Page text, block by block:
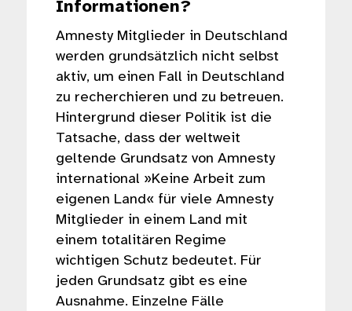
Informationen?
Amnesty Mitglieder in Deutschland
werden grundsätzlich nicht selbst
aktiv, um einen Fall in Deutschland
zu recherchieren und zu betreuen.
Hintergrund dieser Politik ist die
Tatsache, dass der weltweit
geltende Grundsatz von Amnesty
international »Keine Arbeit zum
eigenen Land« für viele Amnesty
Mitglieder in einem Land mit
einem totalitären Regime
wichtigen Schutz bedeutet. Für
jeden Grundsatz gibt es eine
Ausnahme. Einzelne Fälle